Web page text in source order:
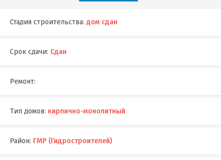
Стадия строительства: дом сдан
Срок сдачи: Сдан
Ремонт:
Тип домов: кирпично-монолитный
Район: ГМР (Гидростроителей)